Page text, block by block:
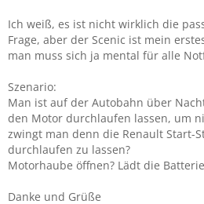
Ich weiß, es ist nicht wirklich die
Frage, aber der Scenic ist mein
man muss sich ja mental für alle
Szenario:
Man ist auf der Autobahn über
den Motor durchlaufen lassen, um
zwingt man denn die Renault Start-
durchlaufen zu lassen?
Motorhaube öffnen? Lädt die
Danke und Grüße